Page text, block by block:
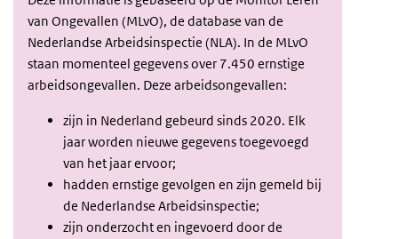
van Ongevallen (MLvO), de database van de
Nederlandse Arbeidsinspectie (NLA). In de MLvO
staan momenteel gegevens over 7.450 ernstige
arbeidsongevallen. Deze arbeidsongevallen:
zijn in Nederland gebeurd sinds 2020. Elk
jaar worden nieuwe gegevens toegevoegd
van het jaar ervoor;
hadden ernstige gevolgen en zijn gemeld bij
de Nederlandse Arbeidsinspectie;
zijn onderzocht en ingevoerd door de